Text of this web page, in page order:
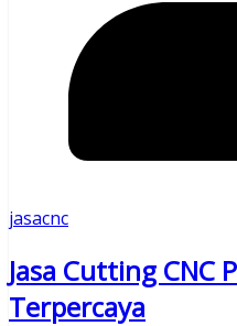
jasacnc
Jasa Cutting CNC
Terpercaya